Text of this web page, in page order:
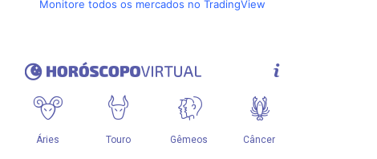
Monitore todos os mercados no TradingView